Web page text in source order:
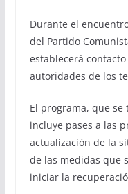
Durante el
del Partido
establecerá
autoridades de los
El programa, que
incluye pases a las
actualización de la
de las medidas que
iniciar la